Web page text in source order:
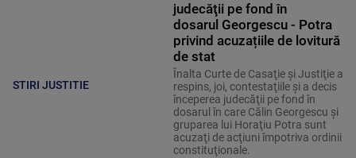
STIRI JUSTITIE
judecăţii pe fond în
dosarul Georgescu - Potra
privind acuzațiile de lovitură
de stat
Înalta Curte de Casaţie şi Justiţie a
respins, joi, contestaţiile şi a decis
începerea judecăţii pe fond în
dosarul în care Călin Georgescu şi
gruparea lui Horaţiu Potra sunt
acuzaţi de acţiuni împotriva ordinii
constituţionale.